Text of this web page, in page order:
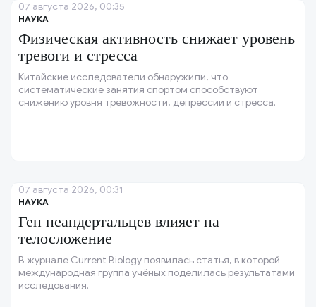
НАУКА
Физическая активность снижает уровень
тревоги и стресса
Китайские исследователи обнаружили, что
систематические занятия спортом способствуют
снижению уровня тревожности, депрессии и стресса.
07 августа 2026, 00:35
НАУКА
Ген неандертальцев влияет на
телосложение
В журнале Current Biology появилась статья, в которой
международная группа учёных поделилась результатами
исследования.
07 августа 2026, 00:31